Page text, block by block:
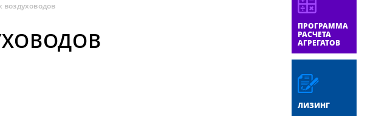
ПРОГРАММА
РАСЧЕТА
АГРЕГАТОВ
ЛИЗИНГ